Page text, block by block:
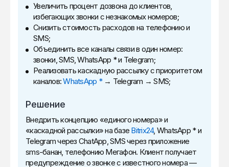
Увеличить процент дозвона до клиентов,
избегающих звонки с незнакомых номеров;
Снизить стоимость расходов на телефонию и
SMS;
Объединить все каналы связи в один номер:
звонки, SMS, WhatsApp * и Telegram;
Реализовать каскадную рассылку с приоритетом
каналов:WhatsApp *→ Telegram → SMS;
Решение
Внедрить концепцию «единого номера» и
«каскадной рассылки» на базе Bitrix24, WhatsApp * и
Telegram через ChatApp, SMS через приложение
sms-банан, телефонию Мегафон. Клиент получает
предупреждение о звонке с известного номера —